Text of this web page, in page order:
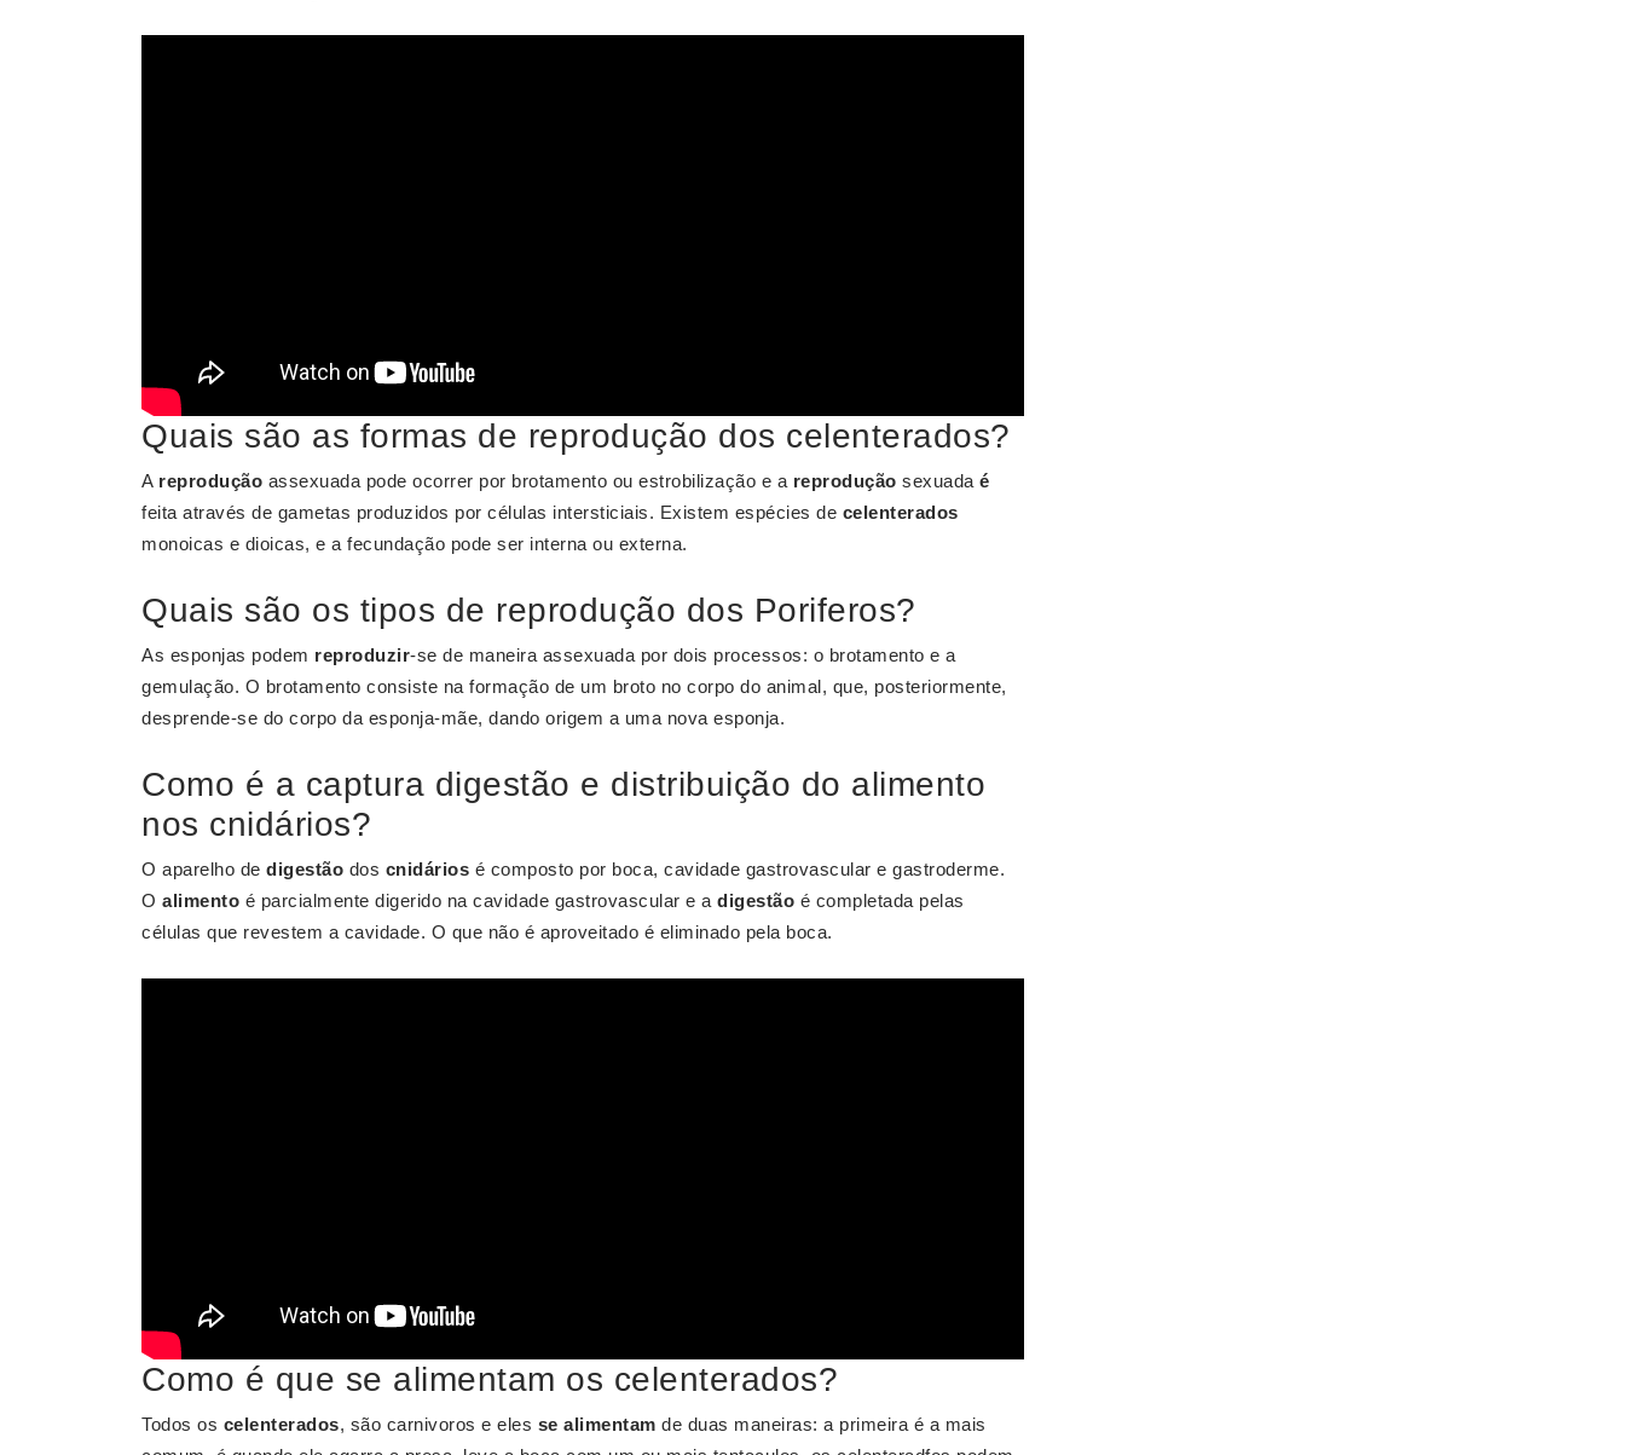
Quais são as formas de reprodução dos celenterados?
A reprodução assexuada pode ocorrer por brotamento ou estrobilização e a reprodução sexuada é
feita através de gametas produzidos por células intersticiais. Existem espécies de celenterados
monoicas e dioicas, e a fecundação pode ser interna ou externa.
Quais são os tipos de reprodução dos Poriferos?
As esponjas podem reproduzir-se de maneira assexuada por dois processos: o brotamento e a
gemulação. O brotamento consiste na formação de um broto no corpo do animal, que, posteriormente,
desprende-se do corpo da esponja-mãe, dando origem a uma nova esponja.
Como é a captura digestão e distribuição do alimento
nos cnidários?
O aparelho de digestão dos cnidários é composto por boca, cavidade gastrovascular e gastroderme.
O alimento é parcialmente digerido na cavidade gastrovascular e a digestão é completada pelas
células que revestem a cavidade. O que não é aproveitado é eliminado pela boca.
Como é que se alimentam os celenterados?
Todos os celenterados, são carnivoros e eles se alimentam de duas maneiras: a primeira é a mais